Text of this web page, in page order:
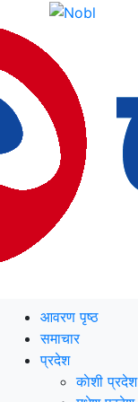
आवरण पृष्‍ठ
समाचार
प्रदेश
काेशी प्रदेश